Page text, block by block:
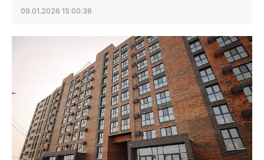
09.01.2026 15:00:38